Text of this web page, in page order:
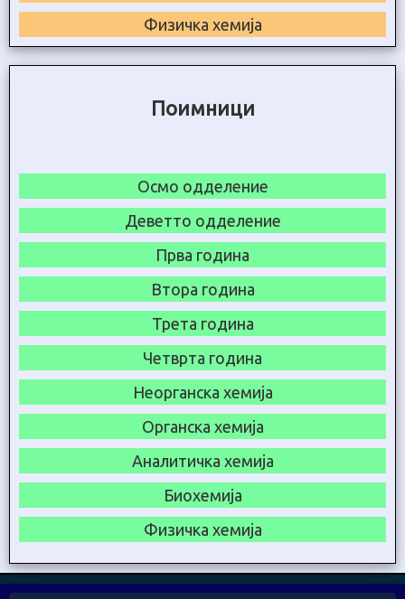
Физичка хемија
Поимници
Осмо одделение
Деветто одделение
Прва година
Втора година
Трета година
Четврта година
Неорганска хемија
Органска хемија
Аналитичка хемија
Биохемија
Физичка хемија